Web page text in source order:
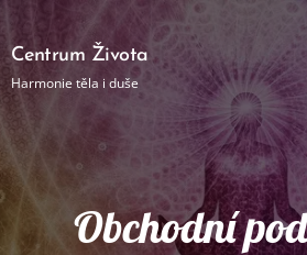
Centrum Života
Harmonie těla i duše
Obchodní